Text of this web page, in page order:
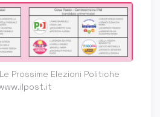
Prossime Elezioni Politiche